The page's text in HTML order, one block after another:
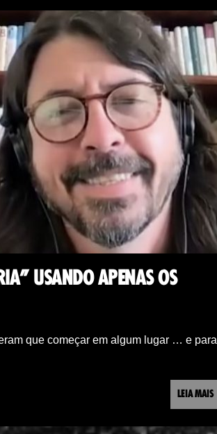
USANDO APENAS OS
que começar em algum lugar … e para
LEIA MAIS